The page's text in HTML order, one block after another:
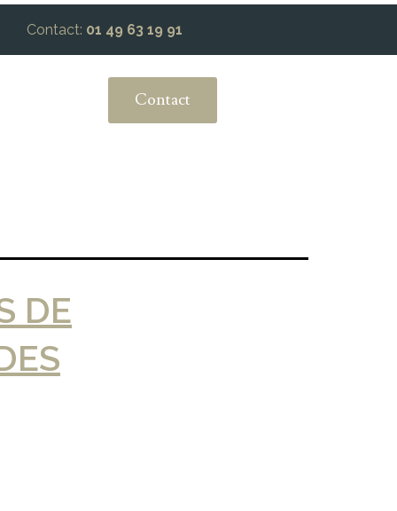
Contact: 01 49 63 19 91
Contact
DE